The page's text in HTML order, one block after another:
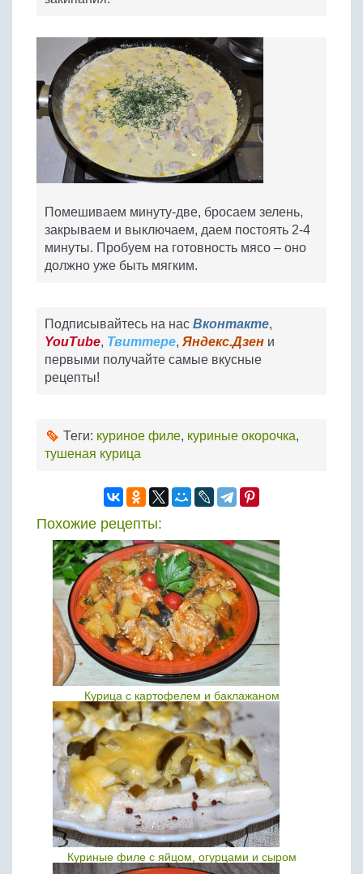
Помешиваем минуту-две, бросаем зелень,
закрываем и выключаем, даем постоять 2-4
минуты. Пробуем на готовность мясо – оно
должно уже быть мягким.
Подписывайтесь на нас Вконтакте,
YouTube, Твиттере, Яндекс.Дзен и
первыми получайте самые вкусные
рецепты!
Теги: куриное филе, куриные окорочка,
тушеная курица
Похожие рецепты:
Курица с картофелем и баклажаном
Куриные филе с яйцом, огурцами и сыром